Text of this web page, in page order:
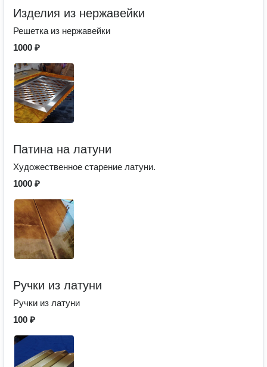
Изделия из нержавейки
Решетка из нержавейки
1000 ₽
Патина на латуни
Художественное старение латуни.
1000 ₽
Ручки из латуни
Ручки из латуни
100 ₽